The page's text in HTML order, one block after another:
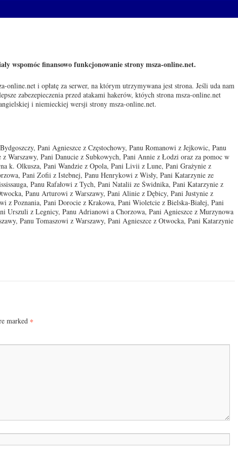
wspomóc finansowo funkcjonowanie strony msza-online.net.
online.net i opłatę za serwer, na którym utrzymywana jest strona. Jeśli uda nam
zabezepieczenia przed atakami hakerów, któych strona msza-online.net
i niemieckiej wersji strony msza-online.net.
Pani Agnieszce z Częstochowy, Panu Romanowi z Jejkowic, Panu
Warszawy, Pani Danucie z Subkowych, Pani Annie z Łodzi oraz za pomoc w
k. Olkusza, Pani Wandzie z Opola, Pani Livii z Lune, Pani Grażynie z
Pani Zofii z Istebnej, Panu Henrykowi z Wisły, Pani Katarzynie ze
Panu Rafałowi z Tych, Pani Natalii ze Świdnika, Pani Katarzynie z
Panu Arturowi z Warszawy, Pani Alinie z Dębicy, Pani Justynie z
z Poznania, Pani Dorocie z Krakowa, Pani Wioletcie z Bielska-Białej, Pani
Urszuli z Legnicy, Panu Adrianowi a Chorzowa, Pani Agnieszce z Murzynowa
Panu Tomaszowi z Warszawy, Pani Agnieszce z Otwocka, Pani Katarzynie
marked *